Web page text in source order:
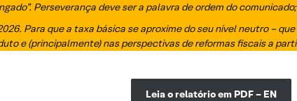
Perseverança deve ser a palavra de ordem do comunicado;
Para que a taxa básica se aproxime do seu nível neutro –
e (principalmente) nas perspectivas de reformas fiscais a
Leia o relatório em PDF – EN